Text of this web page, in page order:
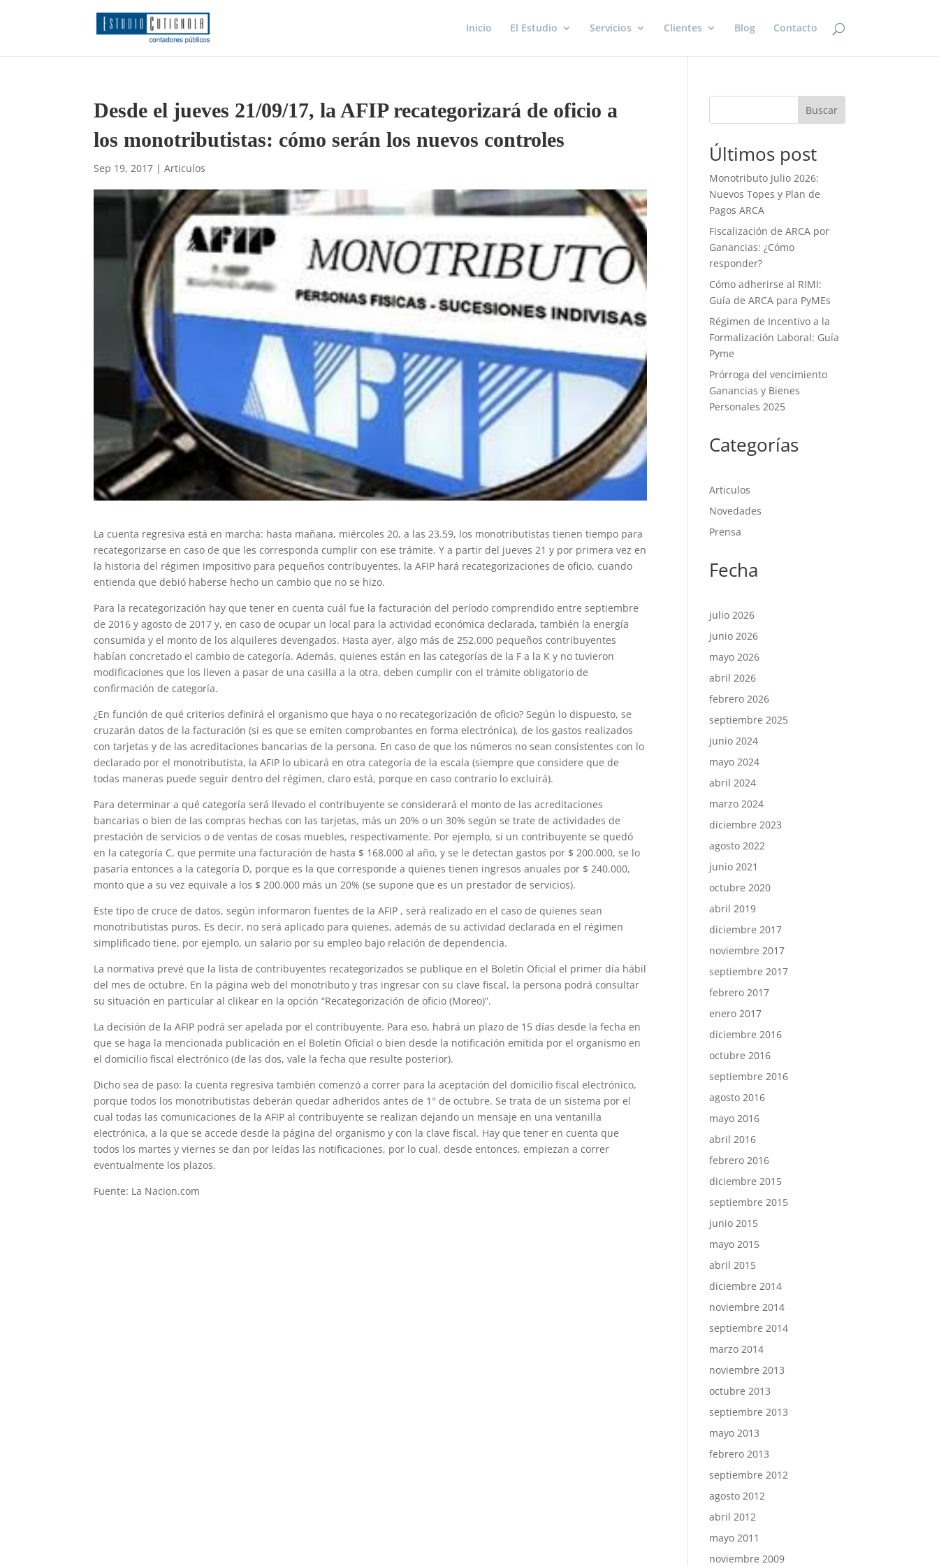
Inicio El Estudio Servicios Clientes Blog Contacto
Desde el jueves 21/09/17, la AFIP recategorizará de oficio a
los monotributistas: cómo serán los nuevos controles
Sep 19, 2017 |Articulos
La cuenta regresiva está en marcha: hasta mañana, miércoles 20, a las 23.59, los monotributistas tienen tiempo para
recategorizarse en caso de que les corresponda cumplir con ese trámite. Y a partir del jueves 21 y por primera vez en
la historia del régimen impositivo para pequeños contribuyentes, la AFIP hará recategorizaciones de oficio, cuando
entienda que debió haberse hecho un cambio que no se hizo.
Para la recategorización hay que tener en cuenta cuál fue la facturación del período comprendido entre septiembre
de 2016 y agosto de 2017 y, en caso de ocupar un local para la actividad económica declarada, también la energía
consumida y el monto de los alquileres devengados. Hasta ayer, algo más de 252.000 pequeños contribuyentes
habían concretado el cambio de categoría. Además, quienes están en las categorías de la F a la K y no tuvieron
modificaciones que los lleven a pasar de una casilla a la otra, deben cumplir con el trámite obligatorio de
confirmación de categoría.
¿En función de qué criterios definirá el organismo que haya o no recategorización de oficio? Según lo dispuesto, se
cruzarán datos de la facturación (si es que se emiten comprobantes en forma electrónica), de los gastos realizados
con tarjetas y de las acreditaciones bancarias de la persona. En caso de que los números no sean consistentes con lo
declarado por el monotributista, la AFIP lo ubicará en otra categoría de la escala (siempre que considere que de
todas maneras puede seguir dentro del régimen, claro está, porque en caso contrario lo excluirá).
Para determinar a qué categoría será llevado el contribuyente se considerará el monto de las acreditaciones
bancarias o bien de las compras hechas con las tarjetas, más un 20% o un 30% según se trate de actividades de
prestación de servicios o de ventas de cosas muebles, respectivamente. Por ejemplo, si un contribuyente se quedó
en la categoría C, que permite una facturación de hasta $ 168.000 al año, y se le detectan gastos por $ 200.000, se lo
pasaría entonces a la categoría D, porque es la que corresponde a quienes tienen ingresos anuales por $ 240.000,
monto que a su vez equivale a los $ 200.000 más un 20% (se supone que es un prestador de servicios).
Este tipo de cruce de datos, según informaron fuentes de la AFIP , será realizado en el caso de quienes sean
monotributistas puros. Es decir, no será aplicado para quienes, además de su actividad declarada en el régimen
simplificado tiene, por ejemplo, un salario por su empleo bajo relación de dependencia.
La normativa prevé que la lista de contribuyentes recategorizados se publique en el Boletín Oficial el primer día hábil
del mes de octubre. En la página web del monotributo y tras ingresar con su clave fiscal, la persona podrá consultar
su situación en particular al clikear en la opción “Recategorización de oficio (Moreo)”.
La decisión de la AFIP podrá ser apelada por el contribuyente. Para eso, habrá un plazo de 15 días desde la fecha en
que se haga la mencionada publicación en el Boletín Oficial o bien desde la notificación emitida por el organismo en
el domicilio fiscal electrónico (de las dos, vale la fecha que resulte posterior).
Dicho sea de paso: la cuenta regresiva también comenzó a correr para la aceptación del domicilio fiscal electrónico,
porque todos los monotributistas deberán quedar adheridos antes de 1° de octubre. Se trata de un sistema por el
cual todas las comunicaciones de la AFIP al contribuyente se realizan dejando un mensaje en una ventanilla
electrónica, a la que se accede desde la página del organismo y con la clave fiscal. Hay que tener en cuenta que
todos los martes y viernes se dan por leídas las notificaciones, por lo cual, desde entonces, empiezan a correr
eventualmente los plazos.
Fuente: La Nacion.com
Buscar
Últimos post
Monotributo Julio 2026:
Nuevos Topes y Plan de
Pagos ARCA
Fiscalización de ARCA por
Ganancias: ¿Cómo
responder?
Cómo adherirse al RIMI:
Guía de ARCA para PyMEs
Régimen de Incentivo a la
Formalización Laboral: Guía
Pyme
Prórroga del vencimiento
Ganancias y Bienes
Personales 2025
Categorías
Articulos
Novedades
Prensa
Fecha
julio 2026
junio 2026
mayo 2026
abril 2026
febrero 2026
septiembre 2025
junio 2024
mayo 2024
abril 2024
marzo 2024
diciembre 2023
agosto 2022
junio 2021
octubre 2020
abril 2019
diciembre 2017
noviembre 2017
septiembre 2017
febrero 2017
enero 2017
diciembre 2016
octubre 2016
septiembre 2016
agosto 2016
mayo 2016
abril 2016
febrero 2016
diciembre 2015
septiembre 2015
junio 2015
mayo 2015
abril 2015
diciembre 2014
noviembre 2014
septiembre 2014
marzo 2014
noviembre 2013
octubre 2013
septiembre 2013
mayo 2013
febrero 2013
septiembre 2012
agosto 2012
abril 2012
mayo 2011
noviembre 2009